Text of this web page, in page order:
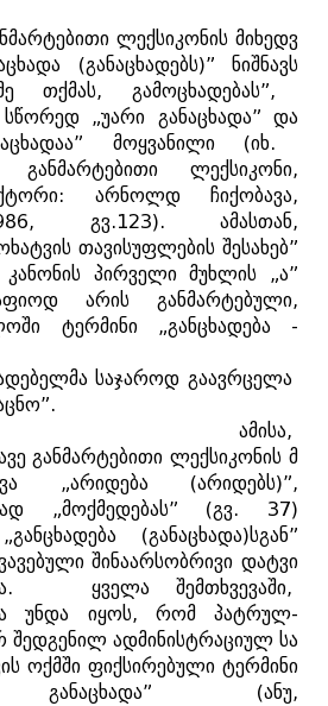
ლექსიკონის მიხედვ
(განაცხადებს)” ნიშნავს
თქმას, გამოცხადებას”,
სწორედ„უარი განაცხადა” და
” მოყვანილი (იხ.
განმარტებითი ლექსიკონი,
: არნოლდ ჩიქობავა,
გვ.123).ამასთან,
თავისუფლების შესახებ”
კანონის პირველი მუხლის „ა”
არის განმარტებული,
ტერმინი „განცხადება -
საჯაროდ გაავრცელა
”.
ამისა,
განმარტებითი ლექსიკონის მ
„არიდება (არიდებს)”,
„მოქმედებას” (გვ. 37)
განცხადება (განაცხადა)სგან”
შინაარსობრივი დატვი
. ყველა შემთხვევაში,
უნდა იყოს, რომ პატრულ-
შედგენილ ადმინისტრაციულ სა
ოქმში ფიქსირებული ტერმინი
განაცხადა” (ანუ,